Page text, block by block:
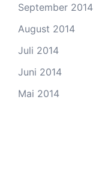
September 2014
August 2014
Juli 2014
Juni 2014
Mai 2014